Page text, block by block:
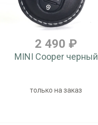
2 490 ₽
MINI Cooper черный
только на заказ